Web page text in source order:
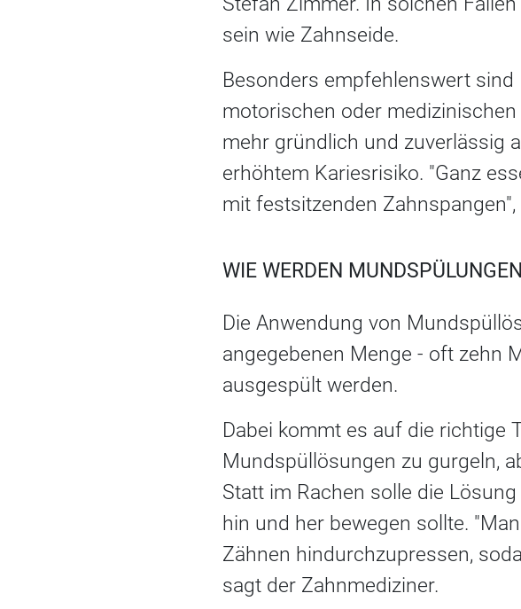
sein wie Zahnseide.
Besonders empfehlenswert
motorischen oder
mehr gründlich und zuverlässig
erhöhtem Kariesrisiko. "Ganz
mit festsitzenden
WIE WERDEN
Die Anwendung von
angegebenen Menge - oft zehn
ausgespült werden.
Dabei kommt es auf die richtige
Mundspüllösungen zu gurgeln,
Statt im Rachen solle die
hin und her bewegen sollte.
Zähnen hindurchzupressen,
sagt der Zahnmediziner.